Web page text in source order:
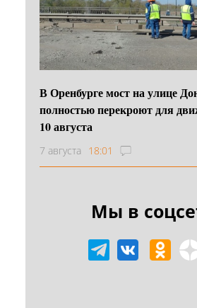
В Оренбурге мост на улице
полностью перекроют для
10 августа
7 августа 18:01
Мы в